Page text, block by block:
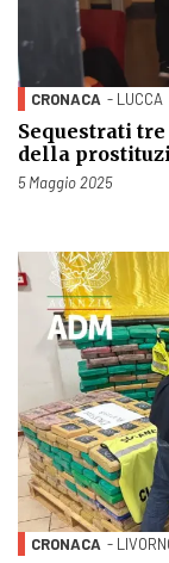
CRONACA - LUCCA
Sequestrati
della
Pubblicato il
5 Maggio 2025
CRONACA -